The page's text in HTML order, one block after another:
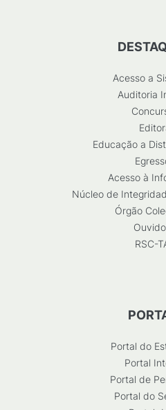
Acesso a
Auditoria
Educação a
Acesso à
Núcleo de
Órgão
RSC-
Portal do
Portal
Portal de
Portal do